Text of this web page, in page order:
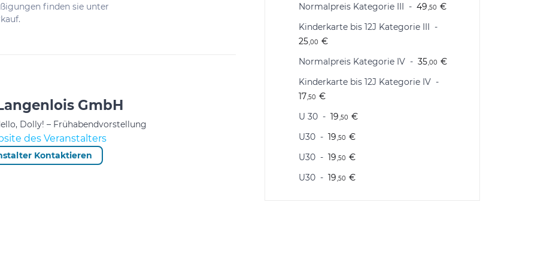
finden sie unter
GmbH
Dolly! – Frühabendvorstellung
des Veranstalters
Kontaktieren
Normalpreis Kategorie III
49,50 €
Kinderkarte bis 12J Kategorie III
25,00 €
Normalpreis Kategorie IV
35,00 €
Kinderkarte bis 12J Kategorie IV
17,50 €
U 30
19,50 €
U30
19,50 €
U30
19,50 €
U30
19,50 €